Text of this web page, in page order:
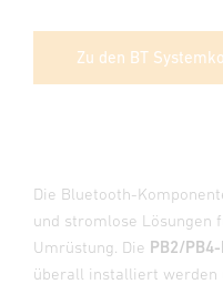
Zu den BT
Die Bluetooth-
und stromlose Lösungen
Umrüstung. Die PB2/
überall installiert werden